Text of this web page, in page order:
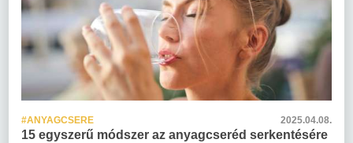
#ANYAGCSERE 2025.04.08.
15 egyszerű módszer az anyagcseréd serkentésére